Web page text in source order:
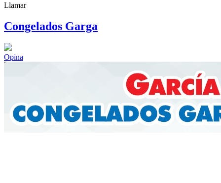
Llamar
Congelados Garga
Opina